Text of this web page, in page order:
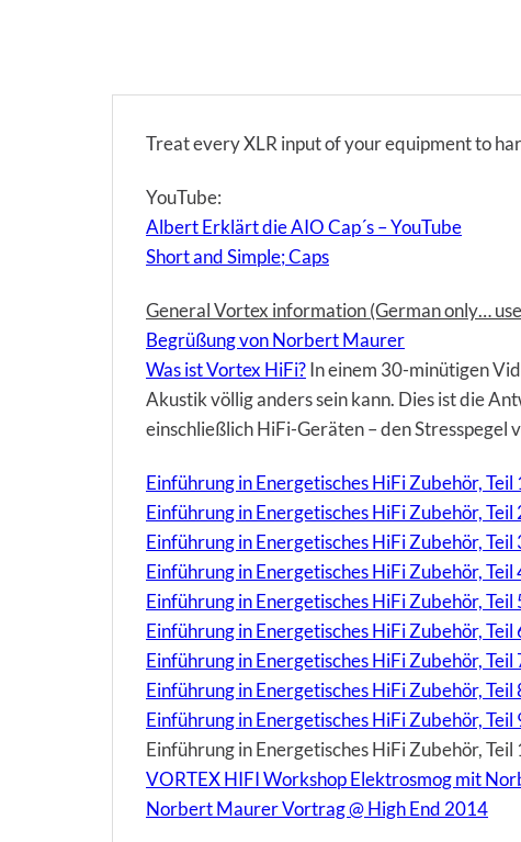
Treat every XLR input of your equipment to
YouTube:
Albert Erklärt die AIO Cap´s – YouTube
Short and Simple; Caps
General Vortex information (German only…
Begrüßung von Norbert Maurer
Was ist Vortex HiFi?In einem 30-minütigen
Akustik völlig anders sein kann. Dies ist die
einschließlich HiFi-Geräten – den Stresspegel
Einführung in Energetisches HiFi Zubehör,
Einführung in Energetisches HiFi Zubehör,
Einführung in Energetisches HiFi Zubehör,
Einführung in Energetisches HiFi Zubehör,
Einführung in Energetisches HiFi Zubehör,
Einführung in Energetisches HiFi Zubehör,
Einführung in Energetisches HiFi Zubehör,
Einführung in Energetisches HiFi Zubehör,
Einführung in Energetisches HiFi Zubehör,
Einführung in Energetisches HiFi Zubehör, Teil
VORTEX HIFI Workshop Elektrosmog mit
Norbert Maurer Vortrag @ High End 2014